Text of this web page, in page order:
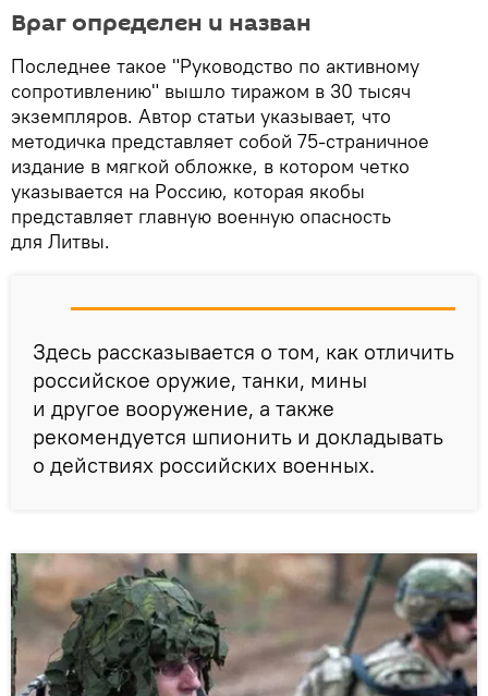
Враг определен и назван
Последнее такое "Руководство по активному
сопротивлению" вышло тиражом в 30 тысяч
экземпляров. Автор статьи указывает, что
методичка представляет собой 75-страничное
издание в мягкой обложке, в котором четко
указывается на Россию, которая якобы
представляет главную военную опасность
для Литвы.
Здесь рассказывается о том, как отличить
российское оружие, танки, мины
и другое вооружение, а также
рекомендуется шпионить и докладывать
о действиях российских военных.